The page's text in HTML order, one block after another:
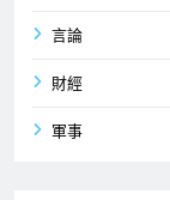
言論
財經
軍事